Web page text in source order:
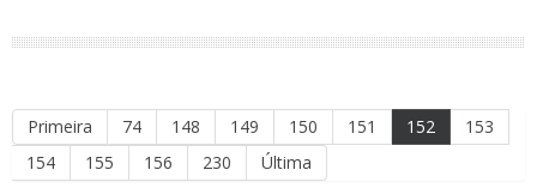
Primeira 74 148 149 150 151 152
153
154
155 156 230
Última